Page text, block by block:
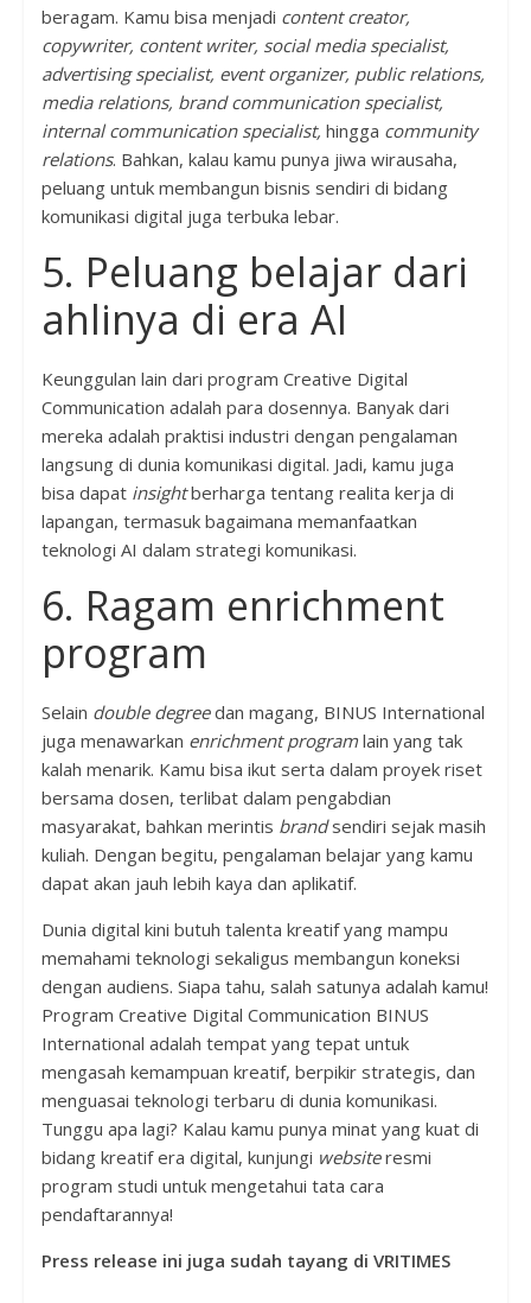
beragam. Kamu bisa menjadi content creator,
copywriter, content writer, social media specialist,
advertising specialist, event organizer, public relations,
media relations, brand communication specialist,
internal communication specialist, hingga community
relations. Bahkan, kalau kamu punya jiwa wirausaha,
peluang untuk membangun bisnis sendiri di bidang
komunikasi digital juga terbuka lebar.
5. Peluang belajar dari
ahlinya di era AI
Keunggulan lain dari program Creative Digital
Communication adalah para dosennya. Banyak dari
mereka adalah praktisi industri dengan pengalaman
langsung di dunia komunikasi digital. Jadi, kamu juga
bisa dapat insightberharga tentang realita kerja di
lapangan, termasuk bagaimana memanfaatkan
teknologi AI dalam strategi komunikasi.
6. Ragam enrichment
program
Selain double degreedan magang, BINUS International
juga menawarkan enrichment program lain yang tak
kalah menarik. Kamu bisa ikut serta dalam proyek riset
bersama dosen, terlibat dalam pengabdian
masyarakat, bahkan merintis brandsendiri sejak masih
kuliah. Dengan begitu, pengalaman belajar yang kamu
dapat akan jauh lebih kaya dan aplikatif.
Dunia digital kini butuh talenta kreatif yang mampu
memahami teknologi sekaligus membangun koneksi
dengan audiens. Siapa tahu, salah satunya adalah kamu!
Program Creative Digital Communication BINUS
International adalah tempat yang tepat untuk
mengasah kemampuan kreatif, berpikir strategis, dan
menguasai teknologi terbaru di dunia komunikasi.
Tunggu apa lagi? Kalau kamu punya minat yang kuat di
bidang kreatif era digital, kunjungi websiteresmi
program studi untuk mengetahui tata cara
pendaftarannya!
Press release ini juga sudah tayang di VRITIMES